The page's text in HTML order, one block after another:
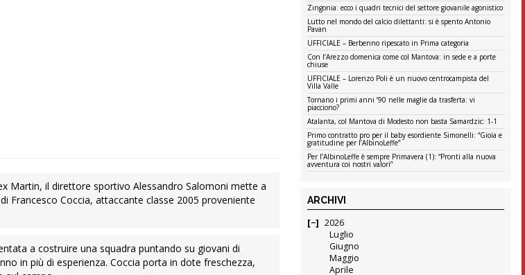
Martin, il direttore sportivo Alessandro Salomoni mette a
Francesco Coccia, attaccante classe 2005 proveniente
a costruire una squadra puntando su giovani di
in più di esperienza. Coccia porta in dote freschezza,
Zingonia: ecco i quadri tecnici del settore giovanile agonistico
Lutto nel mondo del calcio dilettanti: si è spento Antonio
Pavan
UFFICIALE – Berbenno ripescato in Prima categoria
Con l’Arezzo domenica come col Mantova: in sede e a porte
chiuse
UFFICIALE – Lorenzo Poli è un nuovo centrocampista del
Villa Valle
Tornano i primi anni ’90 nelle maglie da trasferta: vi
piacciono?
Atalanta, col Mantova di Modesto non basta Samardzic: 1-1
Primo contratto pro per il baby esordiente Simonelli: “Gioia e
gratitudine per l’AlbinoLeffe”
Per l’AlbinoLeffe è sempre Primavera (1): “Pronti alla nuova
avventura coi nostri valori”
ARCHIVI
2026
Luglio
Giugno
Maggio
Aprile